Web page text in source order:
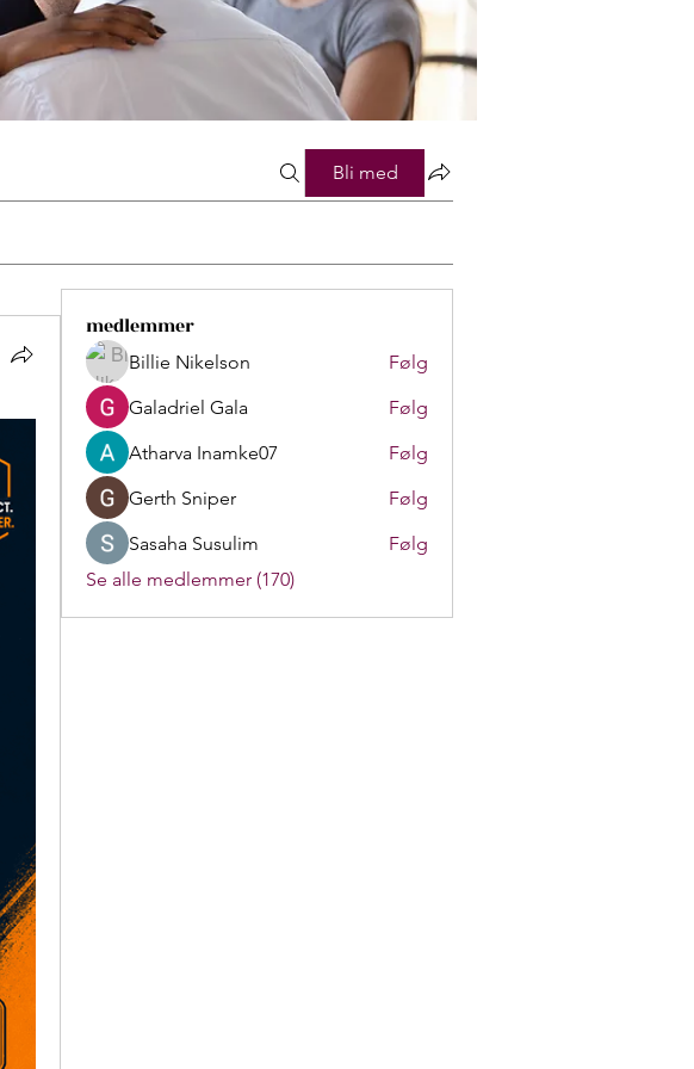
Bli med
medlemmer
Billie Nikelson
Følg
Galadriel Gala
Følg
Atharva Inamke07
Følg
Gerth Sniper
Følg
Sasaha Susulim
Følg
Se alle medlemmer (170)